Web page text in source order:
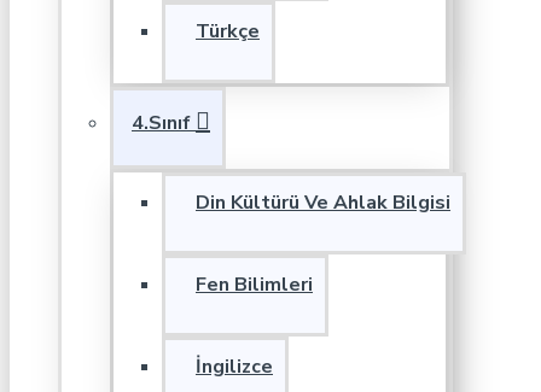
Türkçe
4.Sınıf
Din Kültürü Ve Ahlak Bilgisi
Fen Bilimleri
İngilizce